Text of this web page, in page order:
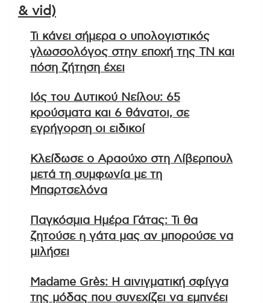
& vid)
Τι κάνει σήμερα ο υπολογιστικός
γλωσσολόγος στην εποχή της ΤΝ και
πόση ζήτηση έχει
Ιός του Δυτικού Νείλου: 65
κρούσματα και 6 θάνατοι, σε
εγρήγορση οι ειδικοί
Κλείδωσε ο Αραούχο στη Λίβερπουλ
μετά τη συμφωνία με τη
Μπαρτσελόνα
Παγκόσμια Ημέρα Γάτας: Τι θα
ζητούσε η γάτα μας αν μπορούσε να
μιλήσει
Madame Grès: Η αινιγματική σφίγγα
της μόδας που συνεχίζει να εμπνέει